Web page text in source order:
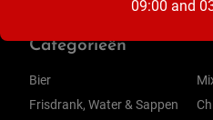
Categorieën
Bier
Frisdrank, Water & Sappen
09:00 and